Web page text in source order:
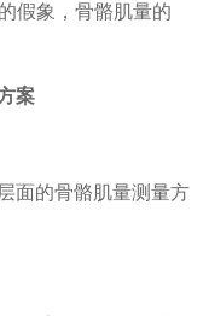
假象，骨骼肌量的
案
面的骨骼肌量测量方